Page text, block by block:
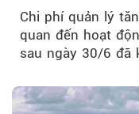
Chi phí quản lý
quan đến hoạt
sau ngày 30/6 đã